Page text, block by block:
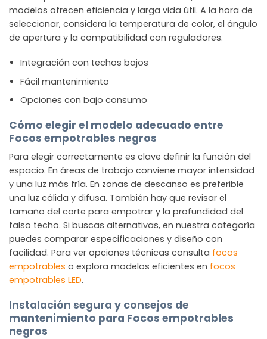
modelos ofrecen eficiencia y larga vida útil. A la hora de
seleccionar, considera la temperatura de color, el ángulo
de apertura y la compatibilidad con reguladores.
Integración con techos bajos
Fácil mantenimiento
Opciones con bajo consumo
Cómo elegir el modelo adecuado entre
Focos empotrables negros
Para elegir correctamente es clave definir la función del
espacio. En áreas de trabajo conviene mayor intensidad
y una luz más fría. En zonas de descanso es preferible
una luz cálida y difusa. También hay que revisar el
tamaño del corte para empotrar y la profundidad del
falso techo. Si buscas alternativas, en nuestra categoría
puedes comparar especificaciones y diseño con
facilidad. Para ver opciones técnicas consulta focos
empotrables o explora modelos eficientes en focos
empotrables LED.
Instalación segura y consejos de
mantenimiento para Focos empotrables
negros